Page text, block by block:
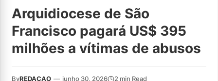
Arquidiocese de São
Francisco pagará US$ 395
milhões a vítimas de abusos
ByREDACAO — junho 30, 2026 2 min Read